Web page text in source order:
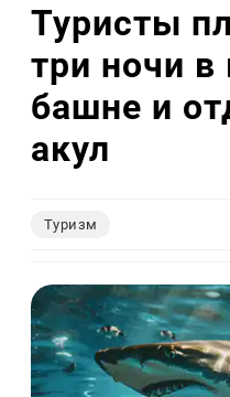
Туристы
три ночи в
башне и
акул
Туризм